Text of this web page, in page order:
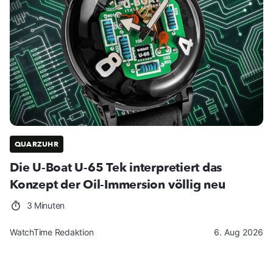
QUARZUHR
Die U-Boat U-65 Tek interpretiert das
Konzept der Oil-Immersion völlig neu
3 Minuten
WatchTime Redaktion 6. Aug 2026